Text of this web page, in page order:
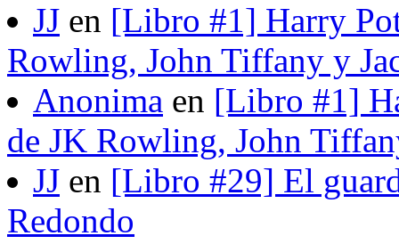
JJ en [Libro #1] Harry
Rowling, John Tiffany y
Anonima en [Libro #1]
de JK Rowling, John
JJ en [Libro #29] El
Redondo